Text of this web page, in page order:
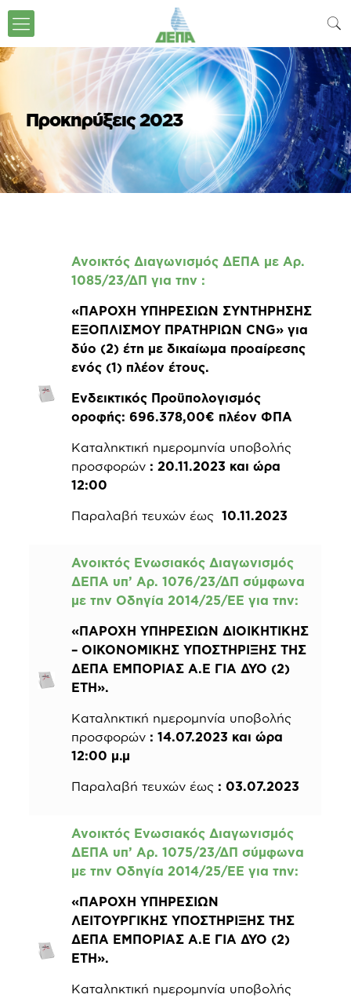
Προκηρύξεις 2023
Ανοικτός Διαγωνισμός ΔΕΠΑ με Αρ.
1085/23/ΔΠ για την :
«ΠΑΡΟΧΗ ΥΠΗΡΕΣΙΩΝ ΣΥΝΤΗΡΗΣΗΣ
ΕΞΟΠΛΙΣΜΟΥ ΠΡΑΤΗΡΙΩΝ CNG» για
δύο (2) έτη με δικαίωμα προαίρεσης
ενός (1) πλέον έτους.
Ενδεικτικός Προϋπολογισμός
οροφής: 696.378,00€ πλέον ΦΠΑ
Καταληκτική ημερομηνία υποβολής
προσφορών : 20.11.2023 και ώρα
12:00
Παραλαβή τευχών έως 10.11.2023
Ανοικτός Ενωσιακός Διαγωνισμός
ΔΕΠΑ υπ’ Αρ. 1076/23/ΔΠ σύμφωνα
με την Οδηγία 2014/25/ΕΕ για την:
«ΠΑΡΟΧΗ ΥΠΗΡΕΣΙΩΝ ΔΙΟΙΚΗΤΙΚΗΣ
– ΟΙΚΟΝΟΜΙΚΗΣ ΥΠΟΣΤΗΡΙΞΗΣ ΤΗΣ
ΔΕΠΑ ΕΜΠΟΡΙΑΣ Α.Ε ΓΙΑ ΔΥΟ (2)
ΕΤΗ».
Καταληκτική ημερομηνία υποβολής
προσφορών : 14.07.2023 και ώρα
12:00 μ.μ
Παραλαβή τευχών έως : 03.07.2023
Ανοικτός Ενωσιακός Διαγωνισμός
ΔΕΠΑ υπ’ Αρ. 1075/23/ΔΠ σύμφωνα
με την Οδηγία 2014/25/ΕΕ για την:
«ΠΑΡΟΧΗ ΥΠΗΡΕΣΙΩΝ
ΛΕΙΤΟΥΡΓΙΚΗΣ ΥΠΟΣΤΗΡΙΞΗΣ ΤΗΣ
ΔΕΠΑ ΕΜΠΟΡΙΑΣ Α.Ε ΓΙΑ ΔΥΟ (2)
ΕΤΗ».
Καταληκτική ημερομηνία υποβολής